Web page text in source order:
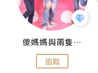
儍媽媽與兩隻小魔怪之家
追蹤